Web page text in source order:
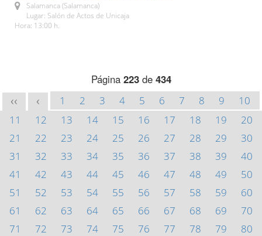
Salamanca (Salamanca)
Lugar: Salón de Actos de Unicaja
Hora: 13:00 h.
Página 223de 434
<< < 1 2 3 4 5 6 7 8 9
10
11
12 13 14 15 16 17 18 19
20
21
22 23 24 25 26 27 28 29
30
31
32 33 34 35 36 37 38 39
40
41
42 43 44 45 46 47 48 49
50
51
52 53 54 55 56 57 58 59
60
61
62 63 64 65 66 67 68 69
70
71
72 73 74 75 76 77 78 79
80